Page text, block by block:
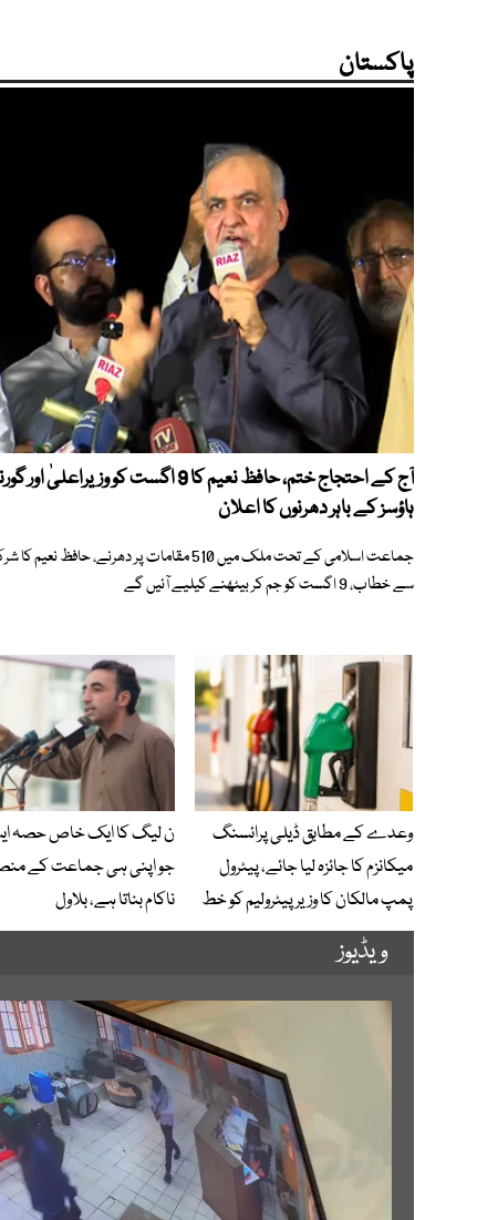
پاکستان
آج کے احتجاج ختم، حافظ نعیم کا 9 اگست کو وزیراعلیٰ اور
ہاؤسز کے باہر دھرنوں کا اعلان
جماعت اسلامی کے تحت ملک میں 510 مقامات پر دھرنے، حافظ نعیم کا
سے خطاب، 9 اگست کو جم کر بیٹھنے کیلیے آئیں گے
وعدے کے مطابق ڈیلی پرائسنگ
میکانزم کا جائزہ لیا جائے، پیٹرول
پمپ مالکان کا وزیرپیٹرولیم کو خط
ن لیگ کا ایک خاص حصہ
جو اپنی ہی جماعت کے
ناکام بناتا ہے، بلاول
ویڈیوز